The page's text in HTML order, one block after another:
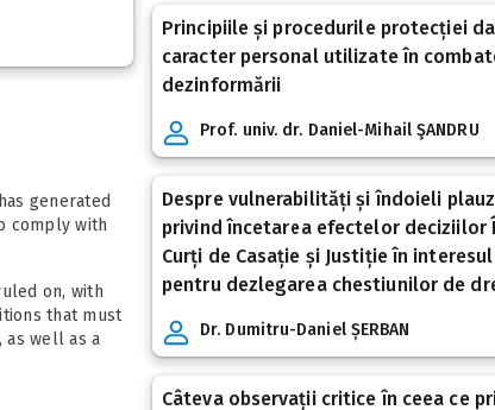
generated
comply with
on, with
that must
as well as a
Principiile și procedurile protecției
caracter personal utilizate în
dezinformării
Prof. univ. dr. Daniel-Mihail ŞANDRU
Despre vulnerabilități și îndoieli
privind încetarea efectelor deciziilor
Curți de Casație și Justiție în
pentru dezlegarea chestiunilor de
Dr. Dumitru-Daniel ȘERBAN
Câteva observații critice în ceea ce